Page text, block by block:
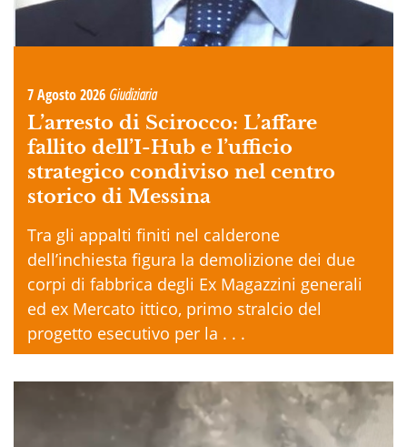
7 Agosto 2026 Giudiziaria
L’arresto di Scirocco: L’affare
fallito dell’I-Hub e l’ufficio
strategico condiviso nel centro
storico di Messina
Tra gli appalti finiti nel calderone
dell’inchiesta figura la demolizione dei due
corpi di fabbrica degli Ex Magazzini generali
ed ex Mercato ittico, primo stralcio del
progetto esecutivo per la . . .